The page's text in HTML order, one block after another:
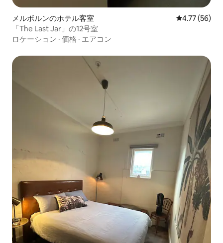
メルボルンのホテル客室 レビュー56
4.77 (56)
「The Last Jar」の12号室
ロケーション · 価格 · エアコン